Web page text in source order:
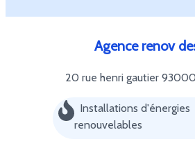
Agence renov
20 rue henri gautier
Installations d'énergies
renouvelables